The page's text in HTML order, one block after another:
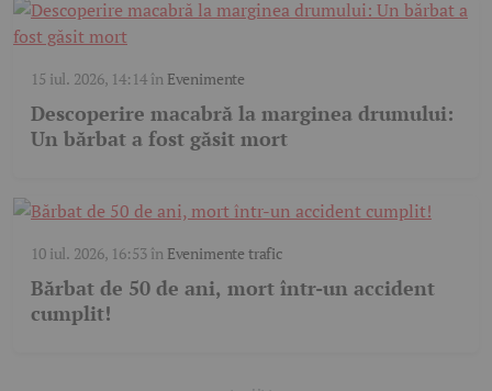
15 iul. 2026, 14:14în Evenimente
Descoperire macabră la marginea drumului:
Un bărbat a fost găsit mort
10 iul. 2026, 16:53în Evenimente trafic
Bărbat de 50 de ani, mort într-un accident
cumplit!